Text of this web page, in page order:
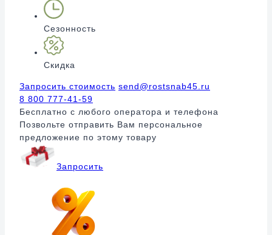
Сезонность
Скидка
Запросить стоимость send@rostsnab45.ru
8 800 777-41-59
Бесплатно с любого оператора и телефона
Позвольте отправить Вам персональное
предложение по этому товару
Запросить